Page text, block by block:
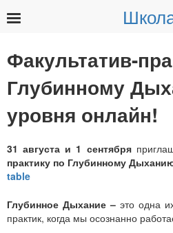
Факультатив-
Глубинному
уровня онлайн!
31 августа и 1 сентября
практику по Глубинному
Глубинное Дыхание – это одна
практик, когда мы осознанно